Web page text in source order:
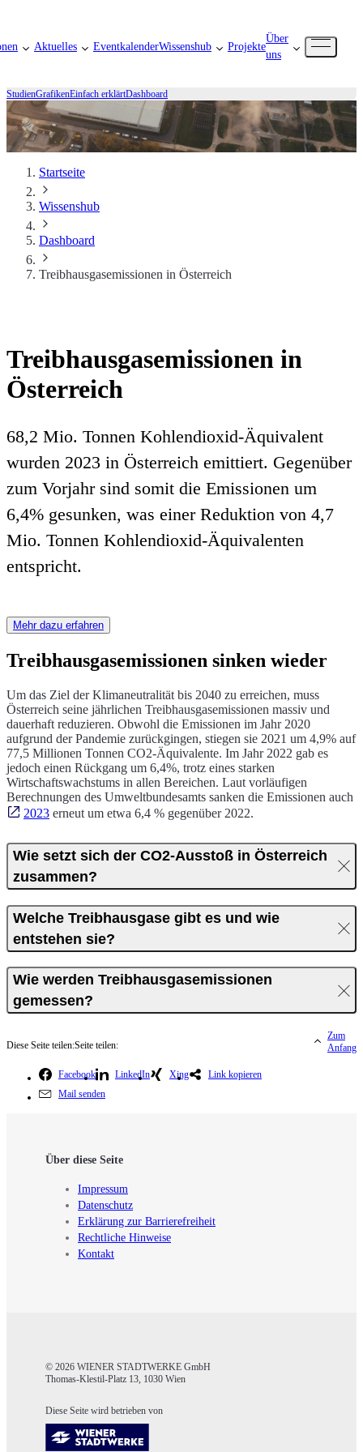
Aktuelles EventkalenderWissenshub Projekte
Über
uns
StudienGrafikenEinfach erklärtDashboard
Startseite
Wissenshub
Dashboard
Treibhausgasemissionen in Österreich
Treibhausgasemissionen in
Österreich
68,2 Mio. Tonnen Kohlendioxid-Äquivalent
wurden 2023 in Österreich emittiert. Gegenüber
zum Vorjahr sind somit die Emissionen um
6,4% gesunken, was einer Reduktion von 4,7
Mio. Tonnen Kohlendioxid-Äquivalenten
entspricht.
Mehr dazu erfahren
Treibhausgasemissionen sinken wieder
Um das Ziel der Klimaneutralität bis 2040 zu erreichen, muss
Österreich seine jährlichen Treibhausgasemissionen massiv und
dauerhaft reduzieren. Obwohl die Emissionen im Jahr 2020
aufgrund der Pandemie zurückgingen, stiegen sie 2021 um 4,9% auf
77,5 Millionen Tonnen CO2-Äquivalente. Im Jahr 2022 gab es
jedoch einen Rückgang um 6,4%, trotz eines starken
Wirtschaftswachstums in allen Bereichen. Laut vorläufigen
Berechnungen des Umweltbundesamts sanken die Emissionen auch
2023 erneut um etwa 6,4 % gegenüber 2022.
Wie setzt sich der CO2-Ausstoß in Österreich
zusammen?
Welche Treibhausgase gibt es und wie
entstehen sie?
Wie werden Treibhausgasemissionen
gemessen?
Diese Seite teilen:Seite teilen:
Facebook LinkedIn Xing
Link kopieren
Mail senden
Zum
Anfang
Über diese Seite
Impressum
Datenschutz
Erklärung zur Barrierefreiheit
Rechtliche Hinweise
Kontakt
© 2026 WIENER STADTWERKE GmbH
Thomas-Klestil-Platz 13, 1030 Wien
Diese Seite wird betrieben von